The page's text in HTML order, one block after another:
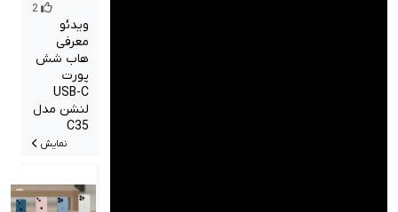
2
ویدئو
معرفی
هاب شش
پورت
USB-C
لنشن مدل
C35
نمایش